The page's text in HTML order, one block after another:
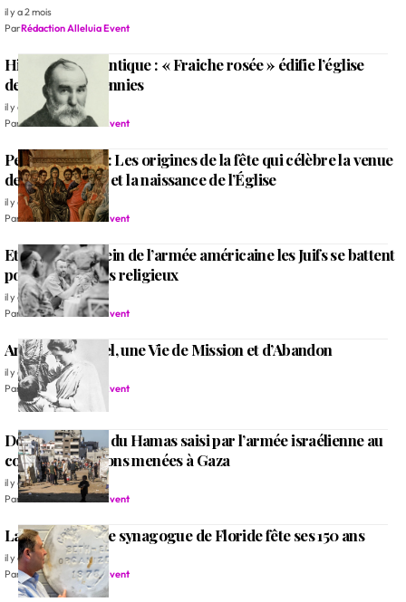
il y a 2 mois
ParRédaction Alleluia Event
Histoire d’un cantique : « Fraiche rosée » édifie l’église
depuis des décennies
il y a 3 mois
ParRédaction Alleluia Event
Pentecôte 2026: Les origines de la fête qui célèbre la venue
de l’Esprit Saint et la naissance de l’Église
il y a 3 mois
ParRédaction Alleluia Event
Etats Unis: Au sein de l’armée américaine les Juifs se battent
pour leurs droits religieux
il y a 3 mois
ParRédaction Alleluia Event
Amy Carmichael, une Vie de Mission et d’Abandon
il y a 3 mois
ParRédaction Alleluia Event
Des documents du Hamas saisi par l’armée israélienne au
cours d’opérations menées à Gaza
il y a 3 mois
Par
Rédaction Alleluia Event
La plus ancienne synagogue de Floride fête ses 150 ans
il y a 3 mois
ParRédaction Alleluia Event